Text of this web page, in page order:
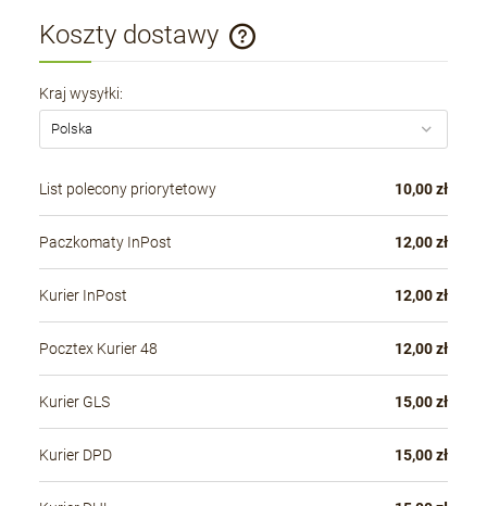
Koszty dostawy
Cena nie zawiera ewentualnych kosztów płatności
Kraj wysyłki:
List polecony priorytetowy 10,00 zł
Paczkomaty InPost 12,00 zł
Kurier InPost 12,00 zł
Pocztex Kurier 48 12,00 zł
Kurier GLS 15,00 zł
Kurier DPD 15,00 zł